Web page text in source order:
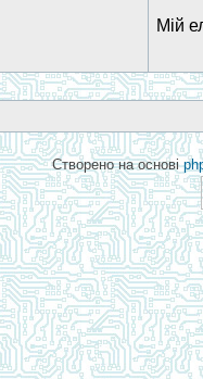
Мій
Створено на основі